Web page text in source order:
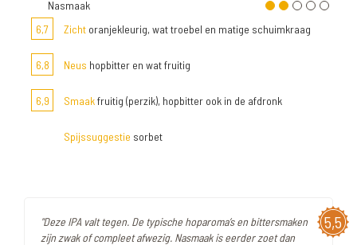
Nasmaak
6,7
Zicht oranjekleurig, wat troebel en matige schuimkraag
6,8 Neus hopbitter en wat fruitig
6,9 Smaakfruitig (perzik), hopbitter ook in de afdronk
Spijssuggestie sorbet
5,5
"Deze IPA valt tegen. De typische hoparoma’s en bittersmaken
zijn zwak of compleet afwezig. Nasmaak is eerder zoet dan